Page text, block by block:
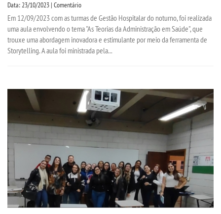
Data: 23/10/2023 | Comentário
Em 12/09/2023 com as turmas de Gestão Hospitalar do noturno, foi realizada
uma aula envolvendo o tema "As Teorias da Administração em Saúde", que
trouxe uma abordagem inovadora e estimulante por meio da ferramenta de
Storytelling. A aula foi ministrada pela...